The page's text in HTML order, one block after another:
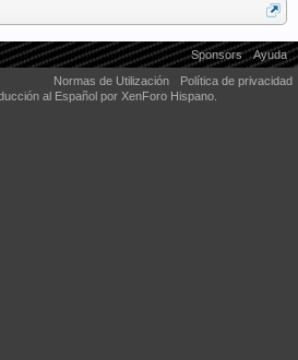
Sponsors
Ayuda
Normas de Utilización
Política de privacidad
al Español por XenForo Hispano.